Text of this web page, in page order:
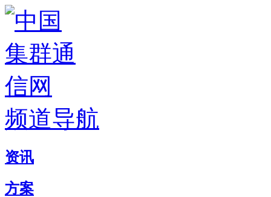
频道导航
资讯
方案